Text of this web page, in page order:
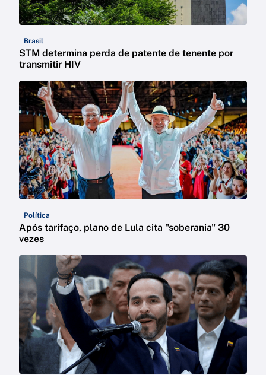
Brasil
STM determina perda de patente de tenente por
transmitir HIV
Política
Após tarifaço, plano de Lula cita "soberania" 30
vezes